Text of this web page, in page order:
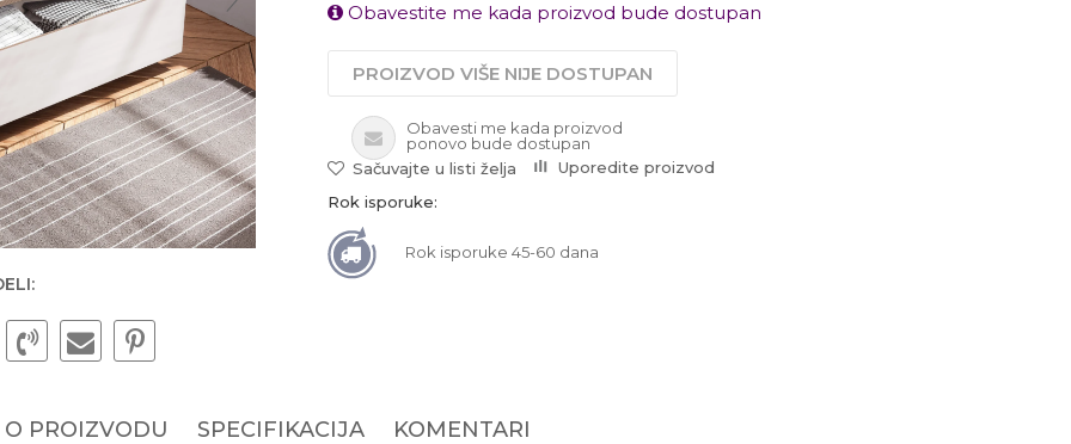
Obavestite me kada proizvod bude dostupan
PROIZVOD VIŠE NIJE DOSTUPAN
Obavesti me kada proizvod
ponovo bude dostupan
Sačuvajte u listi želja
Uporedite proizvod
Rok isporuke:
Rok isporuke 45-60 dana
O PROIZVODU SPECIFIKACIJA KOMENTARI